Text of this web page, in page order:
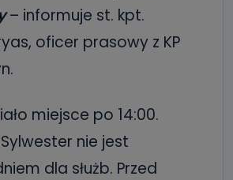
– informuje st. kpt.
oficer prasowy z KP
miejsce po 14:00.
nie jest
dla służb. Przed